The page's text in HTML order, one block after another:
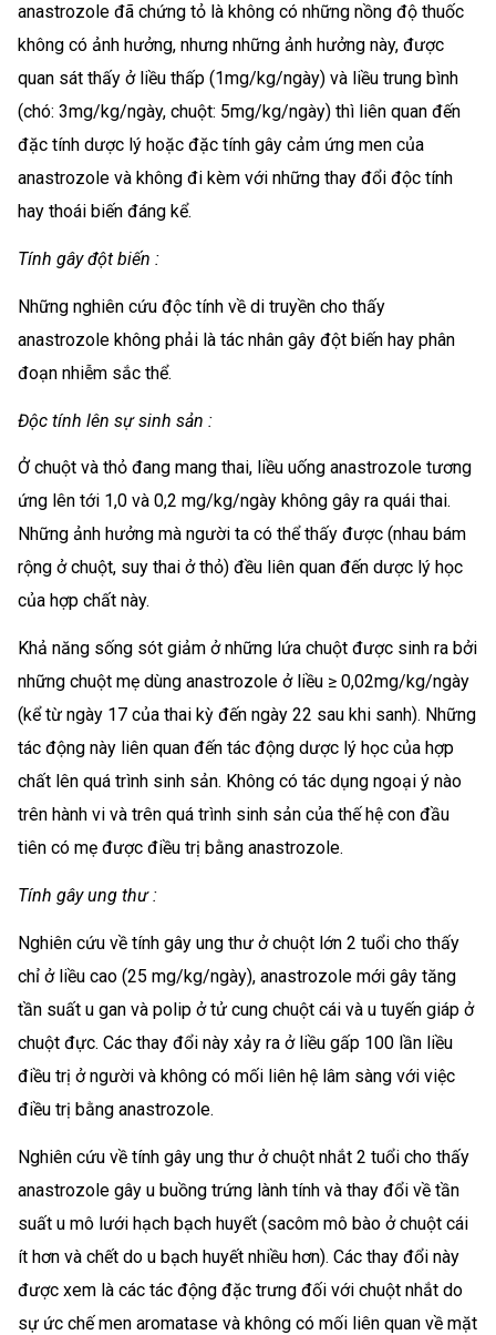
anastrozole đã chứng tỏ là không có những nồng độ thuốc
không có ảnh hưởng, nhưng những ảnh hưởng này, được
quan sát thấy ở liều thấp (1mg/kg/ngày) và liều trung bình
(chó: 3mg/kg/ngày, chuột: 5mg/kg/ngày) thì liên quan đến
đặc tính dược lý hoặc đặc tính gây cảm ứng men của
anastrozole và không đi kèm với những thay đổi độc tính
hay thoái biến đáng kể.
Tính gây đột biến :
Những nghiên cứu độc tính về di truyền cho thấy
anastrozole không phải là tác nhân gây đột biến hay phân
đoạn nhiễm sắc thể.
Độc tính lên sự sinh sản :
Ở chuột và thỏ đang mang thai, liều uống anastrozole tương
ứng lên tới 1,0 và 0,2 mg/kg/ngày không gây ra quái thai.
Những ảnh hưởng mà người ta có thể thấy được (nhau bám
rộng ở chuột, suy thai ở thỏ) đều liên quan đến dược lý học
của hợp chất này.
Khả năng sống sót giảm ở những lứa chuột được sinh ra bởi
những chuột mẹ dùng anastrozole ở liều ≥ 0,02mg/kg/ngày
(kể từ ngày 17 của thai kỳ đến ngày 22 sau khi sanh). Những
tác động này liên quan đến tác động dược lý học của hợp
chất lên quá trình sinh sản. Không có tác dụng ngoại ý nào
trên hành vi và trên quá trình sinh sản của thế hệ con đầu
tiên có mẹ được điều trị bằng anastrozole.
Tính gây ung thư :
Nghiên cứu về tính gây ung thư ở chuột lớn 2 tuổi cho thấy
chỉ ở liều cao (25 mg/kg/ngày), anastrozole mới gây tăng
tần suất u gan và polip ở tử cung chuột cái và u tuyến giáp ở
chuột đực. Các thay đổi này xảy ra ở liều gấp 100 lần liều
điều trị ở người và không có mối liên hệ lâm sàng với việc
điều trị bằng anastrozole.
Nghiên cứu về tính gây ung thư ở chuột nhắt 2 tuổi cho thấy
anastrozole gây u buồng trứng lành tính và thay đổi về tần
suất u mô lưới hạch bạch huyết (sacôm mô bào ở chuột cái
ít hơn và chết do u bạch huyết nhiều hơn). Các thay đổi này
được xem là các tác động đặc trưng đối với chuột nhắt do
sự ức chế men aromatase và không có mối liên quan về mặt